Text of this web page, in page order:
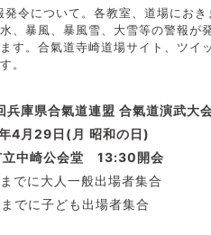
令について。各教室、道場におき
、暴風、暴風雪、大雪等の警報が
す。合氣道寺崎道場サイト、ツイ
。
兵庫県合氣道連盟 合氣道演武大
4月29日(月 昭和の日)
立中崎公会堂 13:30開会
でに大人一般出場者集合
でに子ども出場者集合